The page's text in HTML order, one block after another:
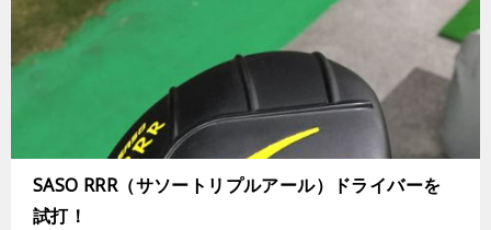
SASO RRR（サソートリプルアール）ドライバーを
試打！